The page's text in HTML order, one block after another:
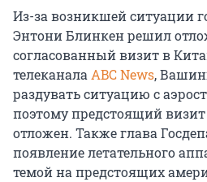
Из-за возникшей ситуации
Энтони Блинкен решил
согласованный визит в
телеканала ABC News,
раздувать ситуацию с
поэтому предстоящий визит
отложен. Также глава
появление летательного
темой на предстоящих